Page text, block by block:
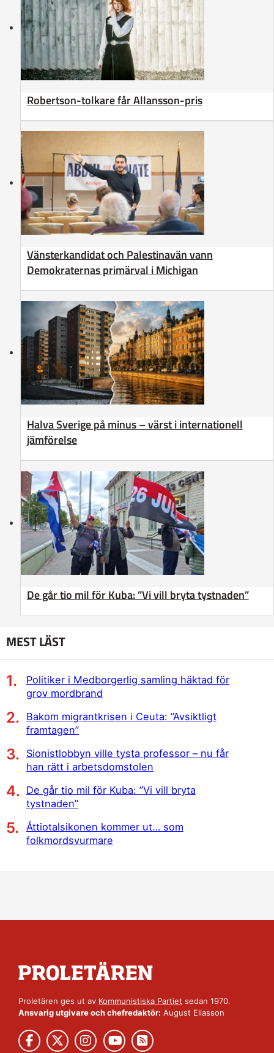
Robertson-tolkare får Allansson-pris
Vänsterkandidat och Palestinavän vann
Demokraternas primärval i Michigan
Halva Sverige på minus – värst i internationell
jämförelse
De går tio mil för Kuba: ”Vi vill bryta tystnaden”
MEST LÄST
Politiker i Medborgerlig samling häktad för
grov mordbrand
Bakom migrantkrisen i Ceuta: ”Avsiktligt
framtagen”
Sionistlobbyn ville tysta professor – nu får
han rätt i arbetsdomstolen
De går tio mil för Kuba: ”Vi vill bryta
tystnaden”
Åttiotalsikonen kommer ut… som
folkmordsvurmare
Proletären ges ut av Kommunistiska Partiet sedan 1970.
Ansvarig utgivare och chefredaktör: August Eliasson